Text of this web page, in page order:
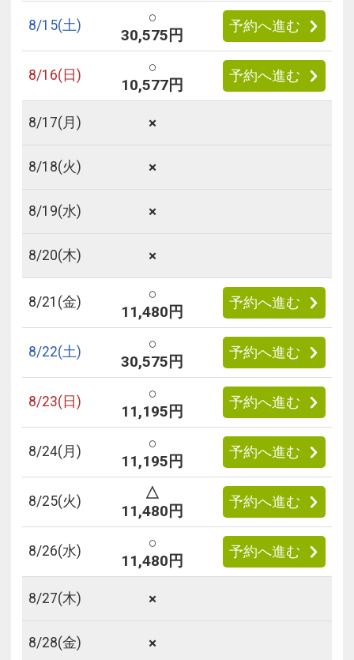
8/15(土)
○
30,575円
予約へ進む
8/16(日)
○
10,577円
予約へ進む
8/17(月) ×
8/18(火) ×
8/19(水) ×
8/20(木) ×
8/21 (金)
○
11,480円
予約へ進む
8/22(土)
○
30,575円
予約へ進む
8/23(日)
○
11,195円
予約へ進む
8/24(月)
○
11,195円
予約へ進む
8/25(火)
△
11,480円
予約へ進む
8/26(水)
○
11,480円
予約へ進む
8/27(木) ×
8/28(金) ×